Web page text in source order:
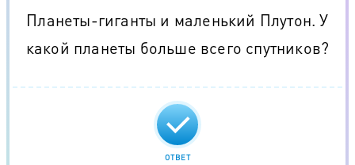
Планеты-гиганты и маленький Плутон. У
какой планеты больше всего спутников?
ОТВЕТ